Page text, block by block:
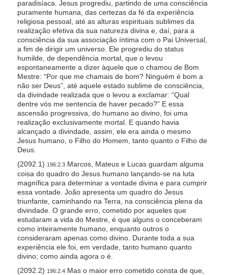
paradisíaca. Jesus progrediu, partindo de uma consciência
puramente humana, das certezas da fé da experiência
religiosa pessoal, até as alturas espirituais sublimes da
realização efetiva da sua natureza divina e, daí, para a
consciência da sua associação íntima com o Pai Universal,
a fim de dirigir um universo. Ele progrediu do status
humilde, de dependência mortal, que o levou
espontaneamente a dizer àquele que o chamou de Bom
Mestre: “Por que me chamais de bom? Ninguém é bom a
não ser Deus”, até aquele estado sublime de consciência,
da divindade realizada que o levou a exclamar: “Qual
dentre vós me sentencia de haver pecado?” E essa
ascensão progressiva, do humano ao divino, foi uma
realização exclusivamente mortal. E quando havia
alcançado a divindade, assim, ele era ainda o mesmo
Jesus humano, o Filho do Homem, tanto quanto o Filho de
Deus.
(2092.1) 196:2.3Marcos, Mateus e Lucas guardam alguma
coisa do quadro do Jesus humano lançando-se na luta
magnífica para determinar a vontade divina e para cumprir
essa vontade. João apresenta um quadro do Jesus
triunfante, caminhando na Terra, na consciência plena da
divindade. O grande erro, cometido por aqueles que
estudaram a vida do Mestre, é que alguns o conceberam
como inteiramente humano, enquanto outros o
consideraram apenas como divino. Durante toda a sua
experiência ele foi, em verdade, tanto humano quanto
divino; como ainda agora o é.
(2092.2) 196:2.4Mas o maior erro cometido consta de que,